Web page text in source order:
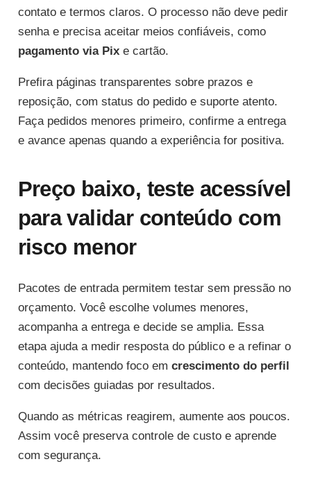
contato e termos claros. O processo não deve pedir
senha e precisa aceitar meios confiáveis, como
pagamento via Pixe cartão.
Prefira páginas transparentes sobre prazos e
reposição, com status do pedido e suporte atento.
Faça pedidos menores primeiro, confirme a entrega
e avance apenas quando a experiência for positiva.
Preço baixo, teste acessível
para validar conteúdo com
risco menor
Pacotes de entrada permitem testar sem pressão no
orçamento. Você escolhe volumes menores,
acompanha a entrega e decide se amplia. Essa
etapa ajuda a medir resposta do público e a refinar o
conteúdo, mantendo foco em crescimento do perfil
com decisões guiadas por resultados.
Quando as métricas reagirem, aumente aos poucos.
Assim você preserva controle de custo e aprende
com segurança.